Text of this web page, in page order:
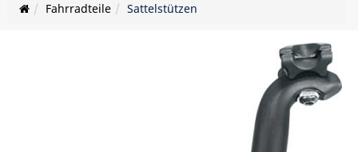
Fahrradteile Sattelstützen